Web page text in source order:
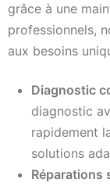
grâce à une
professionnels,
aux besoins
Diagnostic
diagnostic
rapidement
solutions
Réparations